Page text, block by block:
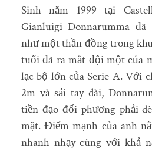
Sinh năm 1999 tại
Gianluigi Donnarumma
như một thần đồng trong
tuổi đã ra mắt đội một của
lạc bộ lớn của Serie A. Với
2m và sải tay dài,
tiền đạo đối phương phải
mặt. Điểm mạnh của anh
nhanh nhạy cùng với khả